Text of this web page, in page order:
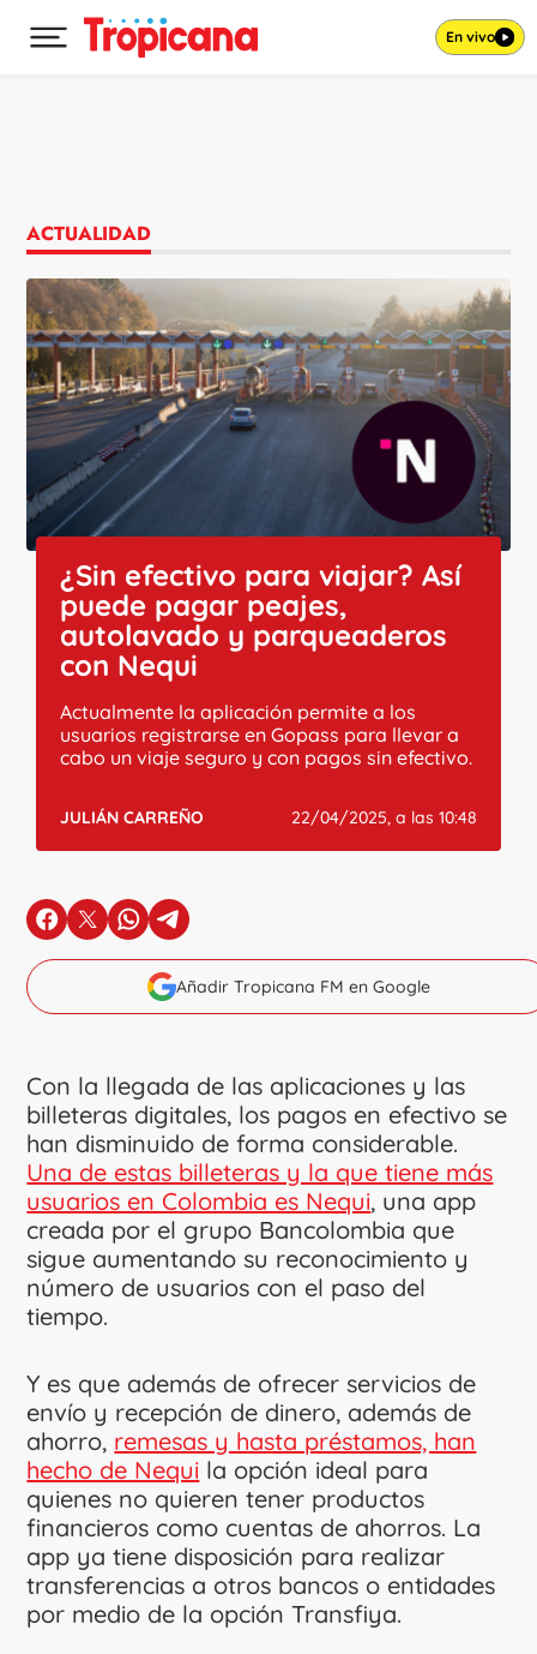
Desplegar menú principal En vivo
ACTUALIDAD
¿Sin efectivo para viajar? Así
puede pagar peajes,
autolavado y parqueaderos
con Nequi
Actualmente la aplicación permite a los
usuarios registrarse en Gopass para llevar a
cabo un viaje seguro y con pagos sin efectivo.
JULIÁN CARREÑO 22/04/2025, a las 10:48
en Facebook
en Xen Whatsapp
en Telegram
Añadir Tropicana FM en Google
Con la llegada de las aplicaciones y las
billeteras digitales, los pagos en efectivo se
han disminuido de forma considerable.
Una de estas billeteras y la que tiene más
usuarios en Colombia es Nequi, una app
creada por el grupo Bancolombia que
sigue aumentando su reconocimiento y
número de usuarios con el paso del
tiempo.
Y es que además de ofrecer servicios de
envío y recepción de dinero, además de
ahorro, remesas y hasta préstamos, han
hecho de Nequi la opción ideal para
quienes no quieren tener productos
financieros como cuentas de ahorros. La
app ya tiene disposición para realizar
transferencias a otros bancos o entidades
por medio de la opción Transfiya.